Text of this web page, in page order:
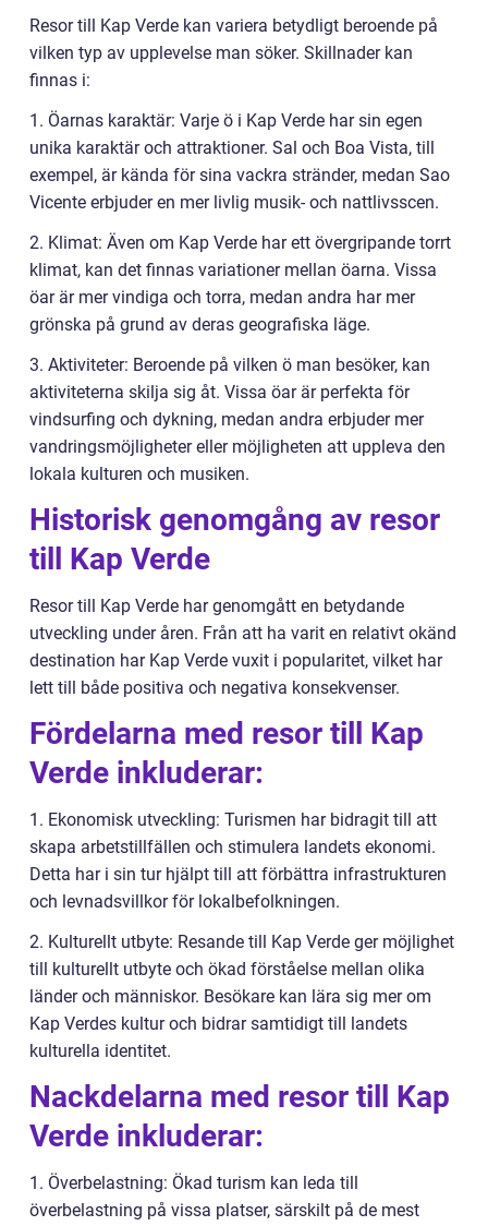
Resor till Kap Verde kan variera betydligt beroende på
vilken typ av upplevelse man söker. Skillnader kan
finnas i:
1. Öarnas karaktär: Varje ö i Kap Verde har sin egen
unika karaktär och attraktioner. Sal och Boa Vista, till
exempel, är kända för sina vackra stränder, medan Sao
Vicente erbjuder en mer livlig musik- och nattlivsscen.
2. Klimat: Även om Kap Verde har ett övergripande torrt
klimat, kan det finnas variationer mellan öarna. Vissa
öar är mer vindiga och torra, medan andra har mer
grönska på grund av deras geografiska läge.
3. Aktiviteter: Beroende på vilken ö man besöker, kan
aktiviteterna skilja sig åt. Vissa öar är perfekta för
vindsurfing och dykning, medan andra erbjuder mer
vandringsmöjligheter eller möjligheten att uppleva den
lokala kulturen och musiken.
Historisk genomgång av resor
till Kap Verde
Resor till Kap Verde har genomgått en betydande
utveckling under åren. Från att ha varit en relativt okänd
destination har Kap Verde vuxit i popularitet, vilket har
lett till både positiva och negativa konsekvenser.
Fördelarna med resor till Kap
Verde inkluderar:
1. Ekonomisk utveckling: Turismen har bidragit till att
skapa arbetstillfällen och stimulera landets ekonomi.
Detta har i sin tur hjälpt till att förbättra infrastrukturen
och levnadsvillkor för lokalbefolkningen.
2. Kulturellt utbyte: Resande till Kap Verde ger möjlighet
till kulturellt utbyte och ökad förståelse mellan olika
länder och människor. Besökare kan lära sig mer om
Kap Verdes kultur och bidrar samtidigt till landets
kulturella identitet.
Nackdelarna med resor till Kap
Verde inkluderar:
1. Överbelastning: Ökad turism kan leda till
överbelastning på vissa platser, särskilt på de mest